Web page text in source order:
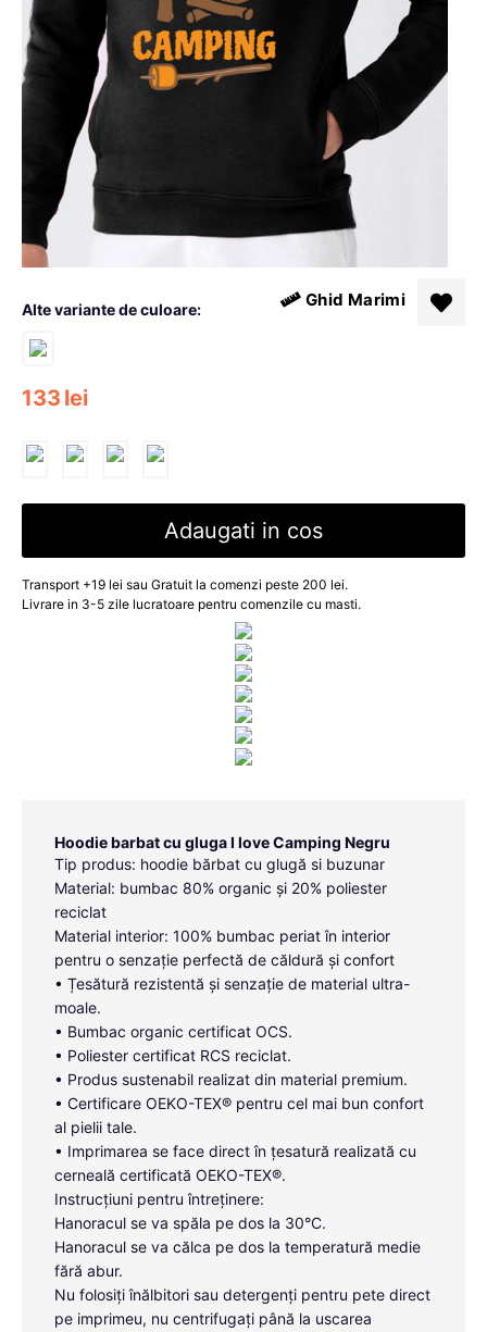
133 lei
Alte variante de culoare: Ghid Marimi
Adaugati in cos
Transport +19 lei sau Gratuit la comenzi peste 200 lei.
Livrare in 3-5 zile lucratoare pentru comenzile cu masti.
Hoodie barbat cu gluga I love Camping Negru
Tip produs: hoodie bărbat cu glugă si buzunar
Material: bumbac 80% organic și 20% poliester
reciclat
Material interior: 100% bumbac periat în interior
pentru o senzație perfectă de căldură și confort
• Țesătură rezistentă și senzație de material ultra-
moale.
• Bumbac organic certificat OCS.
• Poliester certificat RCS reciclat.
• Produs sustenabil realizat din material premium.
• Certificare OEKO-TEX® pentru cel mai bun confort
al pielii tale.
• Imprimarea se face direct în țesatură realizată cu
cerneală certificată OEKO-TEX®.
Instrucțiuni pentru întreținere:
Hanoracul se va spăla pe dos la 30°C.
Hanoracul se va călca pe dos la temperatură medie
fără abur.
Nu folosiți înălbitori sau detergenți pentru pete direct
pe imprimeu, nu centrifugați până la uscarea